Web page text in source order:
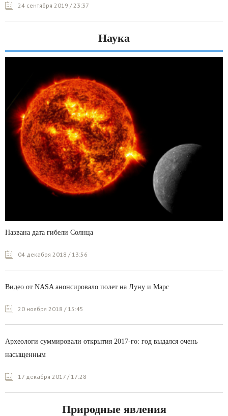
24 сентября 2019 / 23:37
Наука
Названа дата гибели Солнца
04 декабря 2018 / 13:56
Видео от NASA анонсировало полет на Луну и Марс
20 ноября 2018 / 15:45
Археологи суммировали открытия 2017-го: год выдался очень
насыщенным
17 декабря 2017 / 17:28
Природные явления